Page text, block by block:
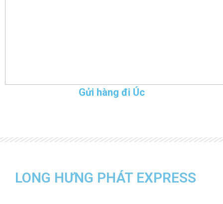
Gửi hàng đi Úc
LONG HƯNG PHÁT EXPRESS